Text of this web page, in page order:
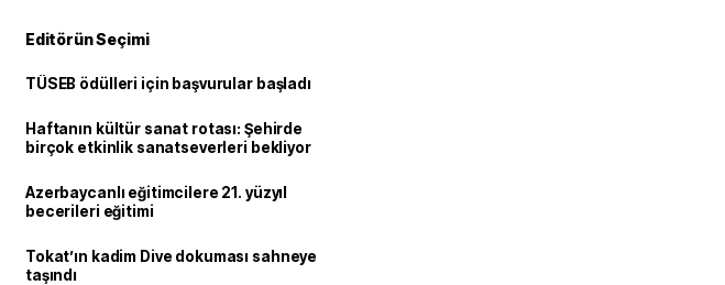
Editörün Seçimi
TÜSEB ödülleri için başvurular başladı
Haftanın kültür sanat rotası: Şehirde
birçok etkinlik sanatseverleri bekliyor
Azerbaycanlı eğitimcilere 21. yüzyıl
becerileri eğitimi
Tokat’ın kadim Dive dokuması sahneye
taşındı